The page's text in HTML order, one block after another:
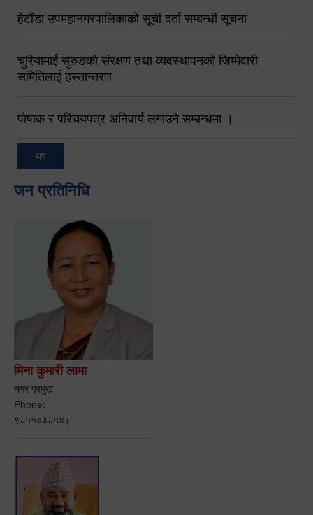
हेटौंडा उपमहानगरपालिकाको सूची दर्ता सम्बन्धी सूचना
चुरियामाई सुरुङको संरक्षण तथा व्यवस्थापनको जिम्मेवारी
समितिलाई हस्तान्तरण
पोषाक र परिचयपत्र अनिवार्य लगाउने सम्बन्धमा ।
थप
जन प्रतिनिधि
मिना कुमारी लामा
नगर प्रमुख
Phone:
९८५५०३८५४३